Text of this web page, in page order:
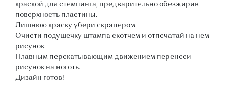
краской для стемпинга, предварительно обезжирив
поверхность пластины.
Лишнюю краску убери скрапером.
Очисти подушечку штампа скотчем и отпечатай на нем
рисунок.
Плавным перекатывающим движением перенеси
рисунок на ноготь.
Дизайн готов!